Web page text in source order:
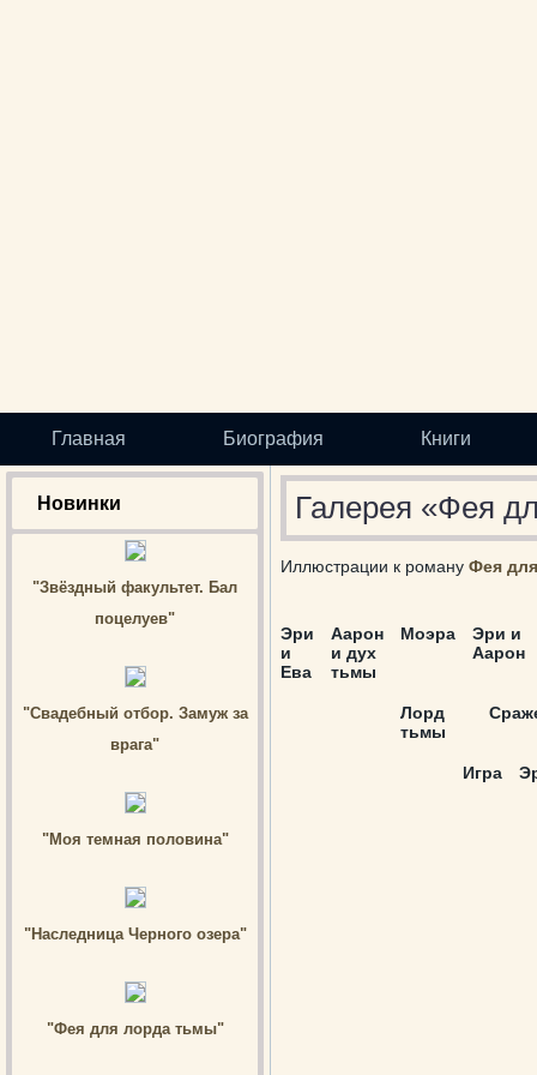
Главная Биография Книги
Новинки
"Звёздный факультет. Бал
поцелуев"
"Свадебный отбор. Замуж за
врага"
"Моя темная половина"
"Наследница Черного озера"
"Фея для лорда тьмы"
Галерея «Фея
Иллюстрации к роману Фея
Эри
и
Ева
Аарон
и дух
тьмы
Моэра
Эри и
Аарон
Лорд
тьмы
Игра